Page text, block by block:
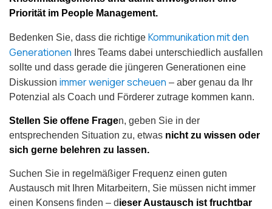
Priorität im People Management.
Bedenken Sie, dass die richtige Kommunikation mit den
Generationen Ihres Teams dabei unterschiedlich ausfallen
sollte und dass gerade die jüngeren Generationen eine
Diskussion immer weniger scheuen – aber genau da Ihr
Potenzial als Coach und Förderer zutrage kommen kann.
Stellen Sie offene Fragen, geben Sie in der
entsprechenden Situation zu, etwas nicht zu wissen oder
sich gerne belehren zu lassen.
Suchen Sie in regelmäßiger Frequenz einen guten
Austausch mit Ihren Mitarbeitern, Sie müssen nicht immer
einen Konsens finden – dieser Austausch ist fruchtbar